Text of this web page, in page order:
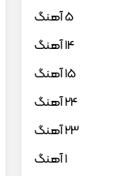
5 آهنگ
14 آهنگ
15 آهنگ
24 آهنگ
23 آهنگ
1 آهنگ